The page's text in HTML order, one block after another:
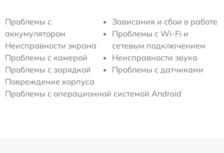
Проблемы с
аккумулятором
Неисправности экрана
Проблемы с камерой
Проблемы с зарядкой
Зависания и сбои в работе
Проблемы с Wi-Fi и
сетевым подключением
Неисправности звука
Проблемы с датчиками
Повреждение корпуса
Проблемы с операционной системой Android